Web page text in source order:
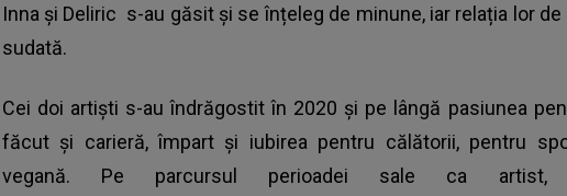
Inna și Deliric s-au găsit și se înțeleg de minune, iar relația lor
sudată.
Cei doi artiști s-au îndrăgostit în 2020 și pe lângă pasiunea
făcut și carieră, împart și iubirea pentru călătorii, pentru
vegană. Pe parcursul perioadei sale ca